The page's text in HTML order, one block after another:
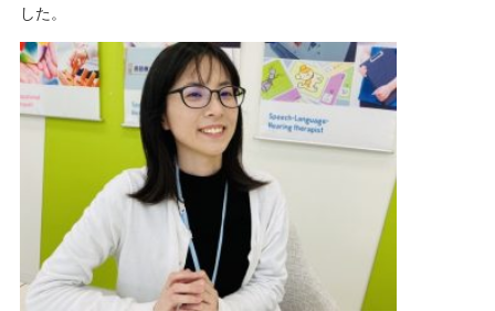
した。